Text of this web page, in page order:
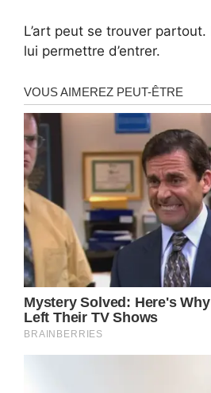
L’art peut se trouver partout.
lui permettre d’entrer.